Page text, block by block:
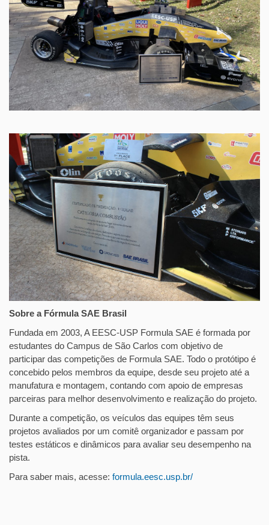
Sobre a Fórmula SAE Brasil
Fundada em 2003, A EESC-USP Formula SAE é formada por
estudantes do Campus de São Carlos com objetivo de
participar das competições de Formula SAE. Todo o protótipo é
concebido pelos membros da equipe, desde seu projeto até a
manufatura e montagem, contando com apoio de empresas
parceiras para melhor desenvolvimento e realização do projeto.
Durante a competição, os veículos das equipes têm seus
projetos avaliados por um comitê organizador e passam por
testes estáticos e dinâmicos para avaliar seu desempenho na
pista.
Para saber mais, acesse: formula.eesc.usp.br/